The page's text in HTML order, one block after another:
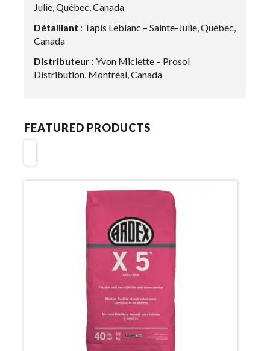
Julie, Québec, Canada
Détaillant : Tapis Leblanc – Sainte-Julie, Québec,
Canada
Distributeur : Yvon Miclette – Prosol
Distribution, Montréal, Canada
FEATURED PRODUCTS